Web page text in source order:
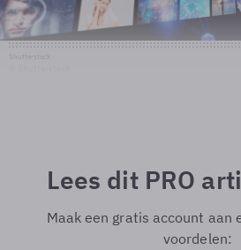
Lees dit PRO
Maak een gratis account aan
voordelen: